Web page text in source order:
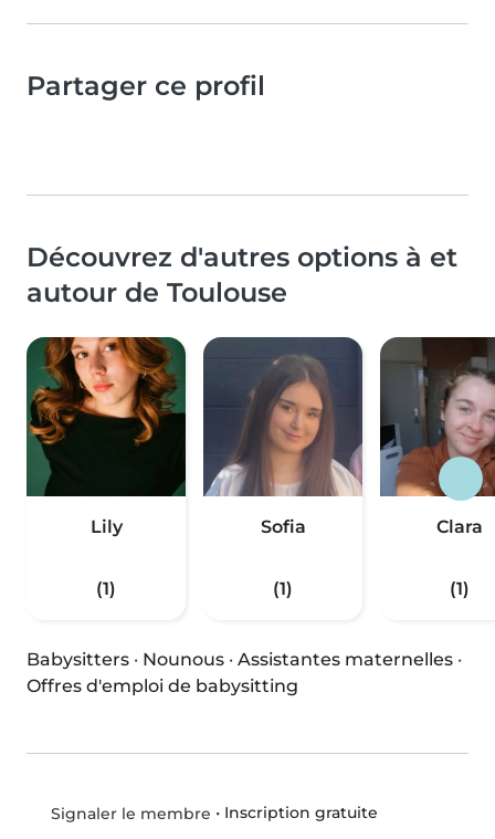
Partager ce profil
Découvrez d'autres options à et
autour de Toulouse
Lily
(1)
Sofia
(1)
Clara
(1)
Babysitters · Nounous · Assistantes maternelles ·
Offres d'emploi de babysitting
Signaler le membre • Inscription gratuite